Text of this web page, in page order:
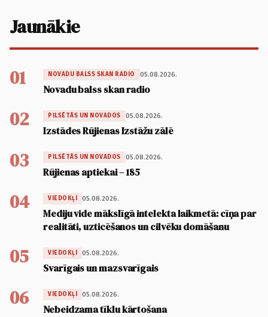
Jaunākie
01 NOVADU BALSS SKAN RADIO 05.08.2026.
Novadu balss skan radio
02 PILSĒTĀS UN NOVADOS 05.08.2026.
Izstādes Rūjienas Izstāžu zālē
03 PILSĒTĀS UN NOVADOS 05.08.2026.
Rūjienas aptiekai – 185
04 VIEDOKĻI 05.08.2026.
Mediju vide mākslīgā intelekta laikmetā: cīņa par
realitāti, uzticēšanos un cilvēku domāšanu
05 VIEDOKĻI 05.08.2026.
Svarīgais un mazsvarīgais
06 VIEDOKĻI 05.08.2026.
Nebeidzama tīklu kārtošana